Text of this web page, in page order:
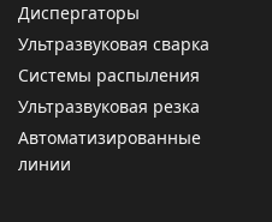
Диспергаторы
Ультразвуковая сварка
Системы распыления
Ультразвуковая резка
Автоматизированные
линии